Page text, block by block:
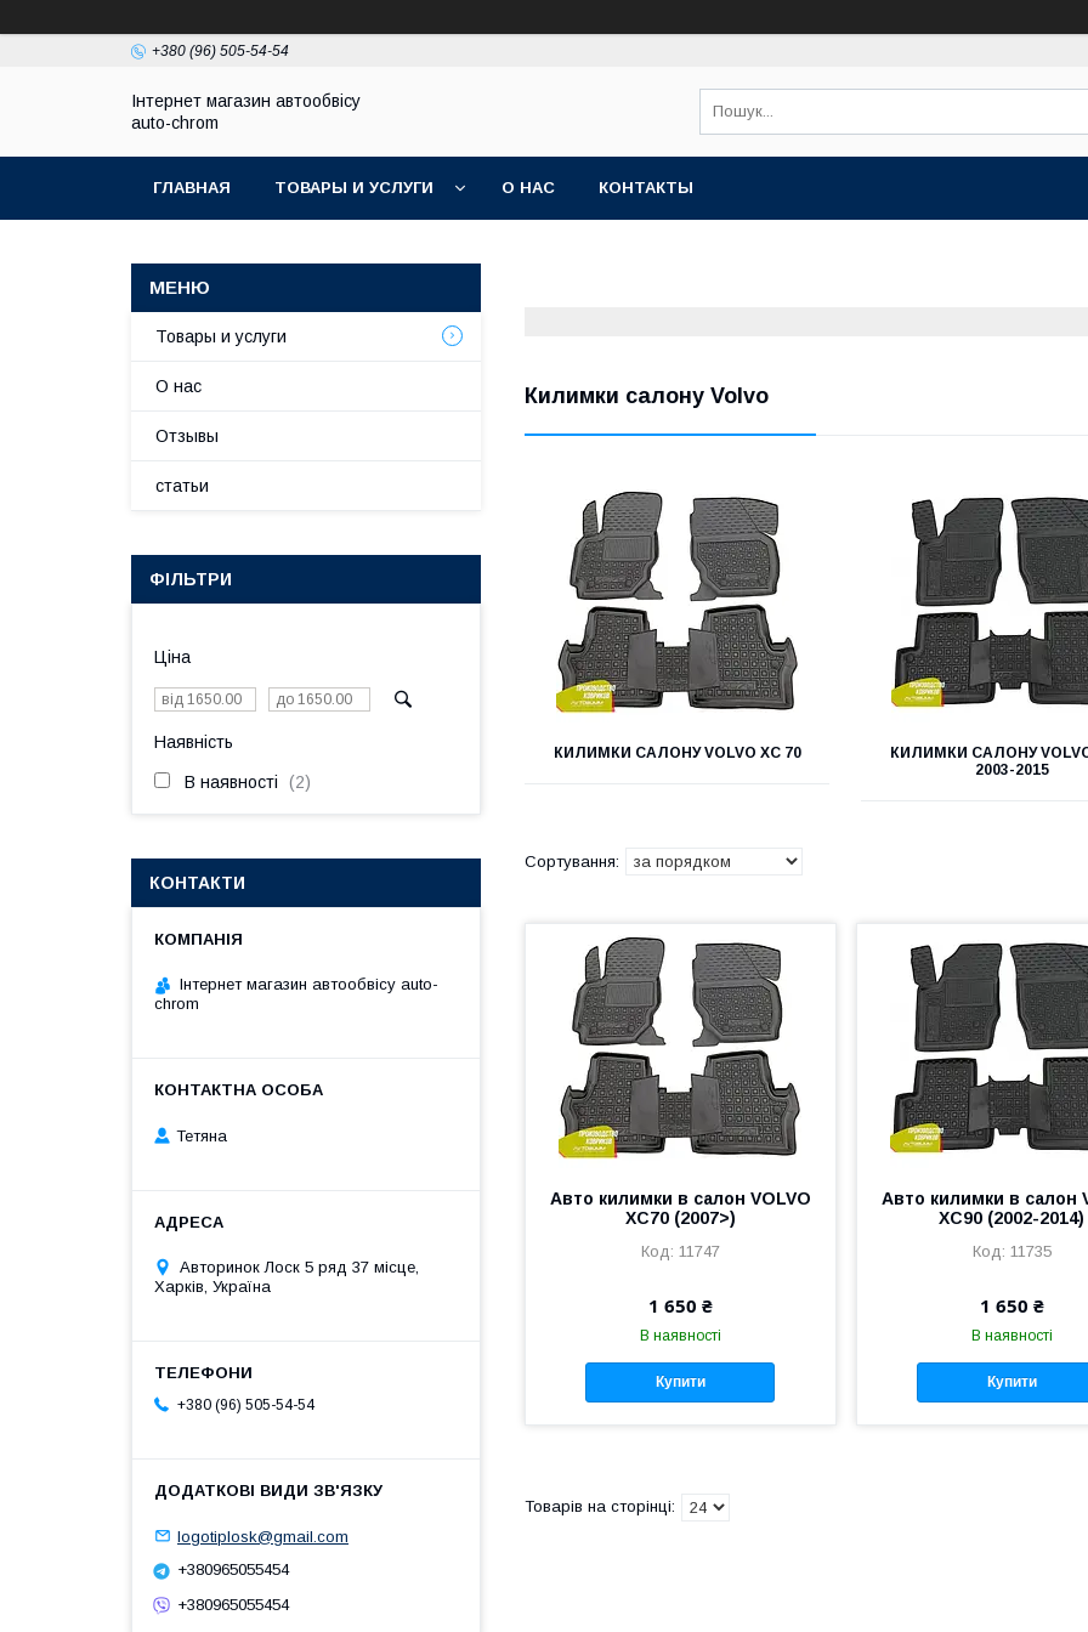
+380 (96) 505-54-54
Інтернет магазин автообвісу
auto-chrom
ГЛАВНАЯ ТОВАРЫ И УСЛУГИ О НАС КОНТАКТЫ
Килимки салону Volvo
КИЛИМКИ САЛОНУ VOLVO ХС 70
КИЛИМКИ САЛОНУ
2003-2015
Авто килимки в салон VOLVO
XC70 (2007>)
11747
1 650 ₴
В наявності
Купити
Авто килимки в салон
XC90 (2002-2014)
11735
1 650 ₴
В наявності
Купити
Товары и услуги
О нас
Отзывы
статьи
ФІЛЬТРИ
Ціна
Наявність
В наявності 2
КОНТАКТИ
Інтернет магазин автообвісу auto-
chrom
Тетяна
Авторинок Лоск 5 ряд 37 місце,
Харків, Україна
+380 (96) 505-54-54
logotiplosk@gmail.com
+380965055454
+380965055454